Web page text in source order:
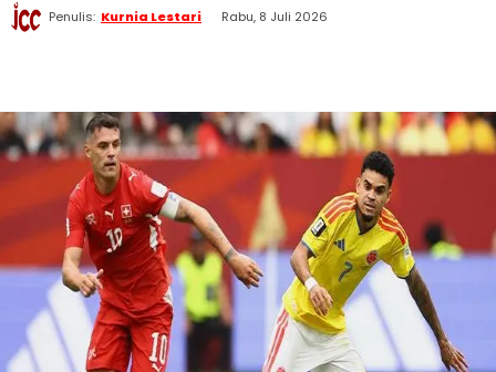
Penulis: Kurnia Lestari Rabu, 8 Juli 2026